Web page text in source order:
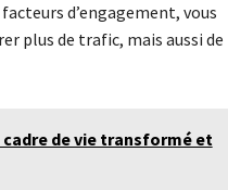
d’engagement, vous
plus de trafic, mais aussi de
de vie transformé et